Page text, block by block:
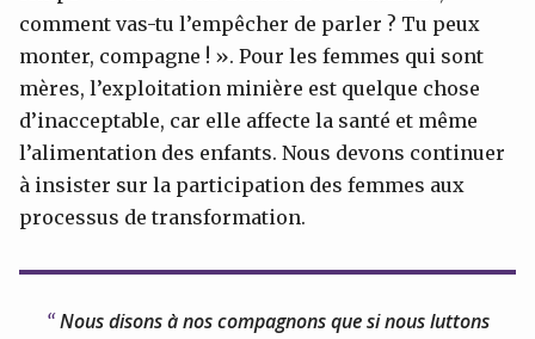
comment vas-tu l’empêcher de parler ? Tu peux
monter, compagne ! ». Pour les femmes qui sont
mères, l’exploitation minière est quelque chose
d’inacceptable, car elle affecte la santé et même
l’alimentation des enfants. Nous devons continuer
à insister sur la participation des femmes aux
processus de transformation.
Nous disons à nos compagnons que si nous luttons